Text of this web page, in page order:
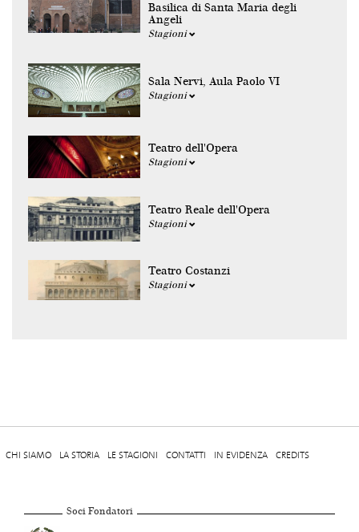
Basilica di Santa Maria degli
Angeli
Stagioni
Sala Nervi, Aula Paolo VI
Stagioni
Teatro dell'Opera
Stagioni
Teatro Reale dell'Opera
Stagioni
Teatro Costanzi
Stagioni
CHI SIAMO LA STORIA LE STAGIONI CONTATTI IN EVIDENZA CREDITS
Soci Fondatori